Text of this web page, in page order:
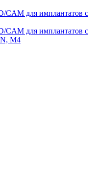
CAM для имплантатов с
CAM для имплантатов с
М4